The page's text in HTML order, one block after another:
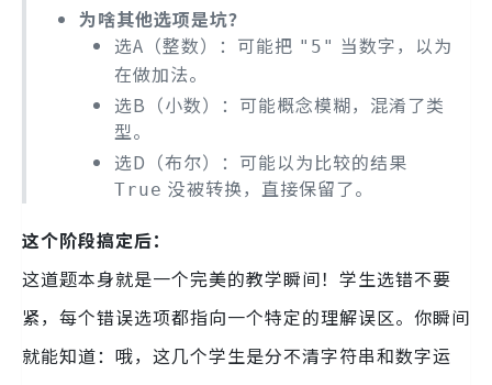
为啥其他选项是坑？
选A（整数）：可能把 "5" 当数字，以为
在做加法。
选B（小数）：可能概念模糊，混淆了类
型。
选D（布尔）：可能以为比较的结果
True 没被转换，直接保留了。
这个阶段搞定后：
这道题本身就是一个完美的教学瞬间！学生选错不要
紧，每个错误选项都指向一个特定的理解误区。你瞬间
就能知道：哦，这几个学生是分不清字符串和数字运